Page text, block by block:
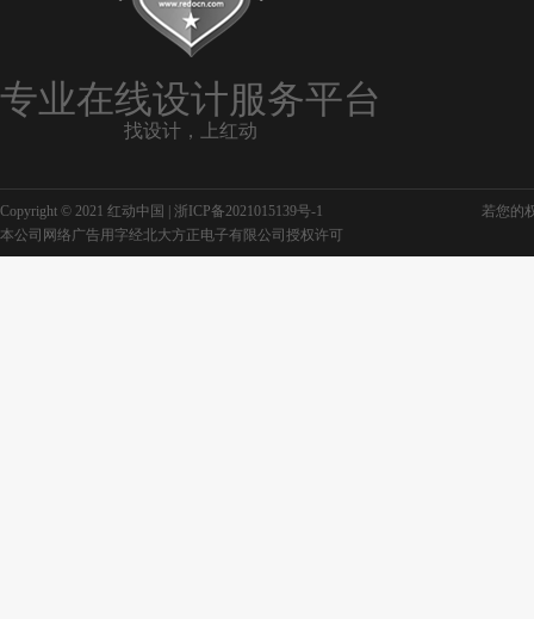
专业在线设计服务平台
找设计，上红动
Copyright © 2021 红动中国 | 浙ICP备2021015139号-1
若您的
本公司网络广告用字经北大方正电子有限公司授权许可